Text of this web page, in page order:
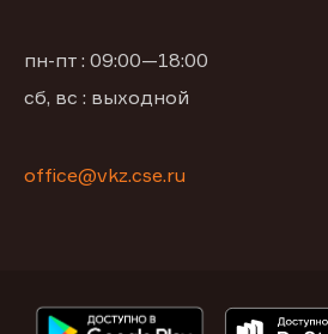
пн-пт : 09:00—18:00
сб, вс : выходной
office@vkz.cse.ru